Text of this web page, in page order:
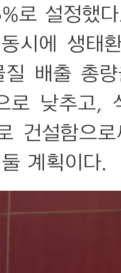
로 설정했
시에 생태
배출 총
로 낮추고
건설함으
계획이다.